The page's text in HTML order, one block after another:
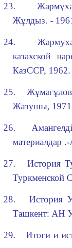
23.
Жұлдыз. -
24.
казахской
КазССР,
25.
Жазушы,
26. Аманг
материалдар .-
27.
История
Туркменской
28.
История
Ташкент: АН
29.
Итоги и